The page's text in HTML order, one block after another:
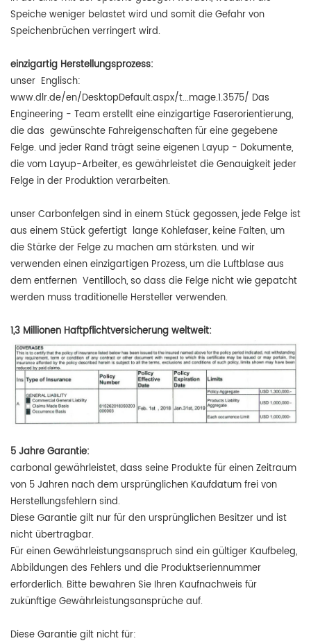
Speiche weniger belastet wird und somit die Gefahr von
Speichenbrüchen verringert wird.
einzigartig Herstellungsprozess:
unser Englisch:
www.dlr.de/en/DesktopDefault.aspx/t...mage.1.3575/ Das
Engineering - Team erstellt eine einzigartige Faserorientierung,
die das gewünschte Fahreigenschaften für eine gegebene
Felge. und jeder Rand trägt seine eigenen Layup - Dokumente,
die vom Layup-Arbeiter, es gewährleistet die Genauigkeit jeder
Felge in der Produktion verarbeiten.
unser Carbonfelgen sind in einem Stück gegossen, jede Felge ist
aus einem Stück gefertigt lange Kohlefaser, keine Falten, um
die Stärke der Felge zu machen am stärksten. und wir
verwenden einen einzigartigen Prozess, um die Luftblase aus
dem entfernen Ventilloch, so dass die Felge nicht wie gepatcht
werden muss traditionelle Hersteller verwenden.
1,3 Millionen Haftpflichtversicherung weltweit:
5 Jahre Garantie:
carbonal gewährleistet, dass seine Produkte für einen Zeitraum
von 5 Jahren nach dem ursprünglichen Kaufdatum frei von
Herstellungsfehlern sind.
Diese Garantie gilt nur für den ursprünglichen Besitzer und ist
nicht übertragbar.
Für einen Gewährleistungsanspruch sind ein gültiger Kaufbeleg,
Abbildungen des Fehlers und die Produktseriennummer
erforderlich. Bitte bewahren Sie Ihren Kaufnachweis für
zukünftige Gewährleistungsansprüche auf.
Diese Garantie gilt nicht für: